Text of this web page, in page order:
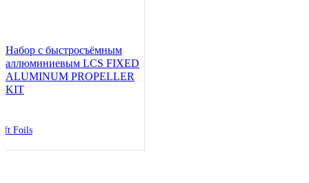
Набор с быстросъёмным
аллюминиевым LCS FIXED
ALUMINUM PROPELLER
KIT
Foils